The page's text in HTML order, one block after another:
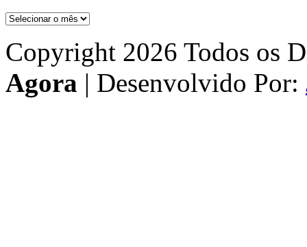
Arquivos
Copyright 2026 Todos os
Agora | Desenvolvido Por: